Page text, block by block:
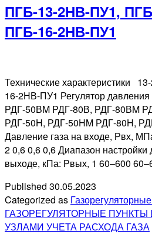
ПГБ-13-2НВ-ПУ1,
ПГБ-16-2НВ-ПУ1
Технические характеристики
16-2НВ-ПУ1 Регулятор
РДГ-50ВM РДГ-80В, РДГ-80ВM
РДГ-50H, РДГ-50HM РДГ-80H,
Давление газа на входе, Рвх,
2 0,6 0,6 0,6 Диапазон настройки
выходе, кПа: Рвых, 1 60–600
Published 30.05.2023
Categorized as
ГАЗОРЕГУЛЯТОРНЫЕ ПУНКТЫ
УЗЛАМИ УЧЕТА РАСХОДА ГАЗА